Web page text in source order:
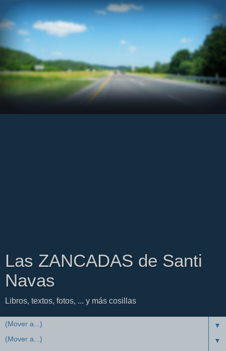
Las ZANCADAS de Santi
Navas
Libros, textos, fotos, ... y más cosillas
▼
▼